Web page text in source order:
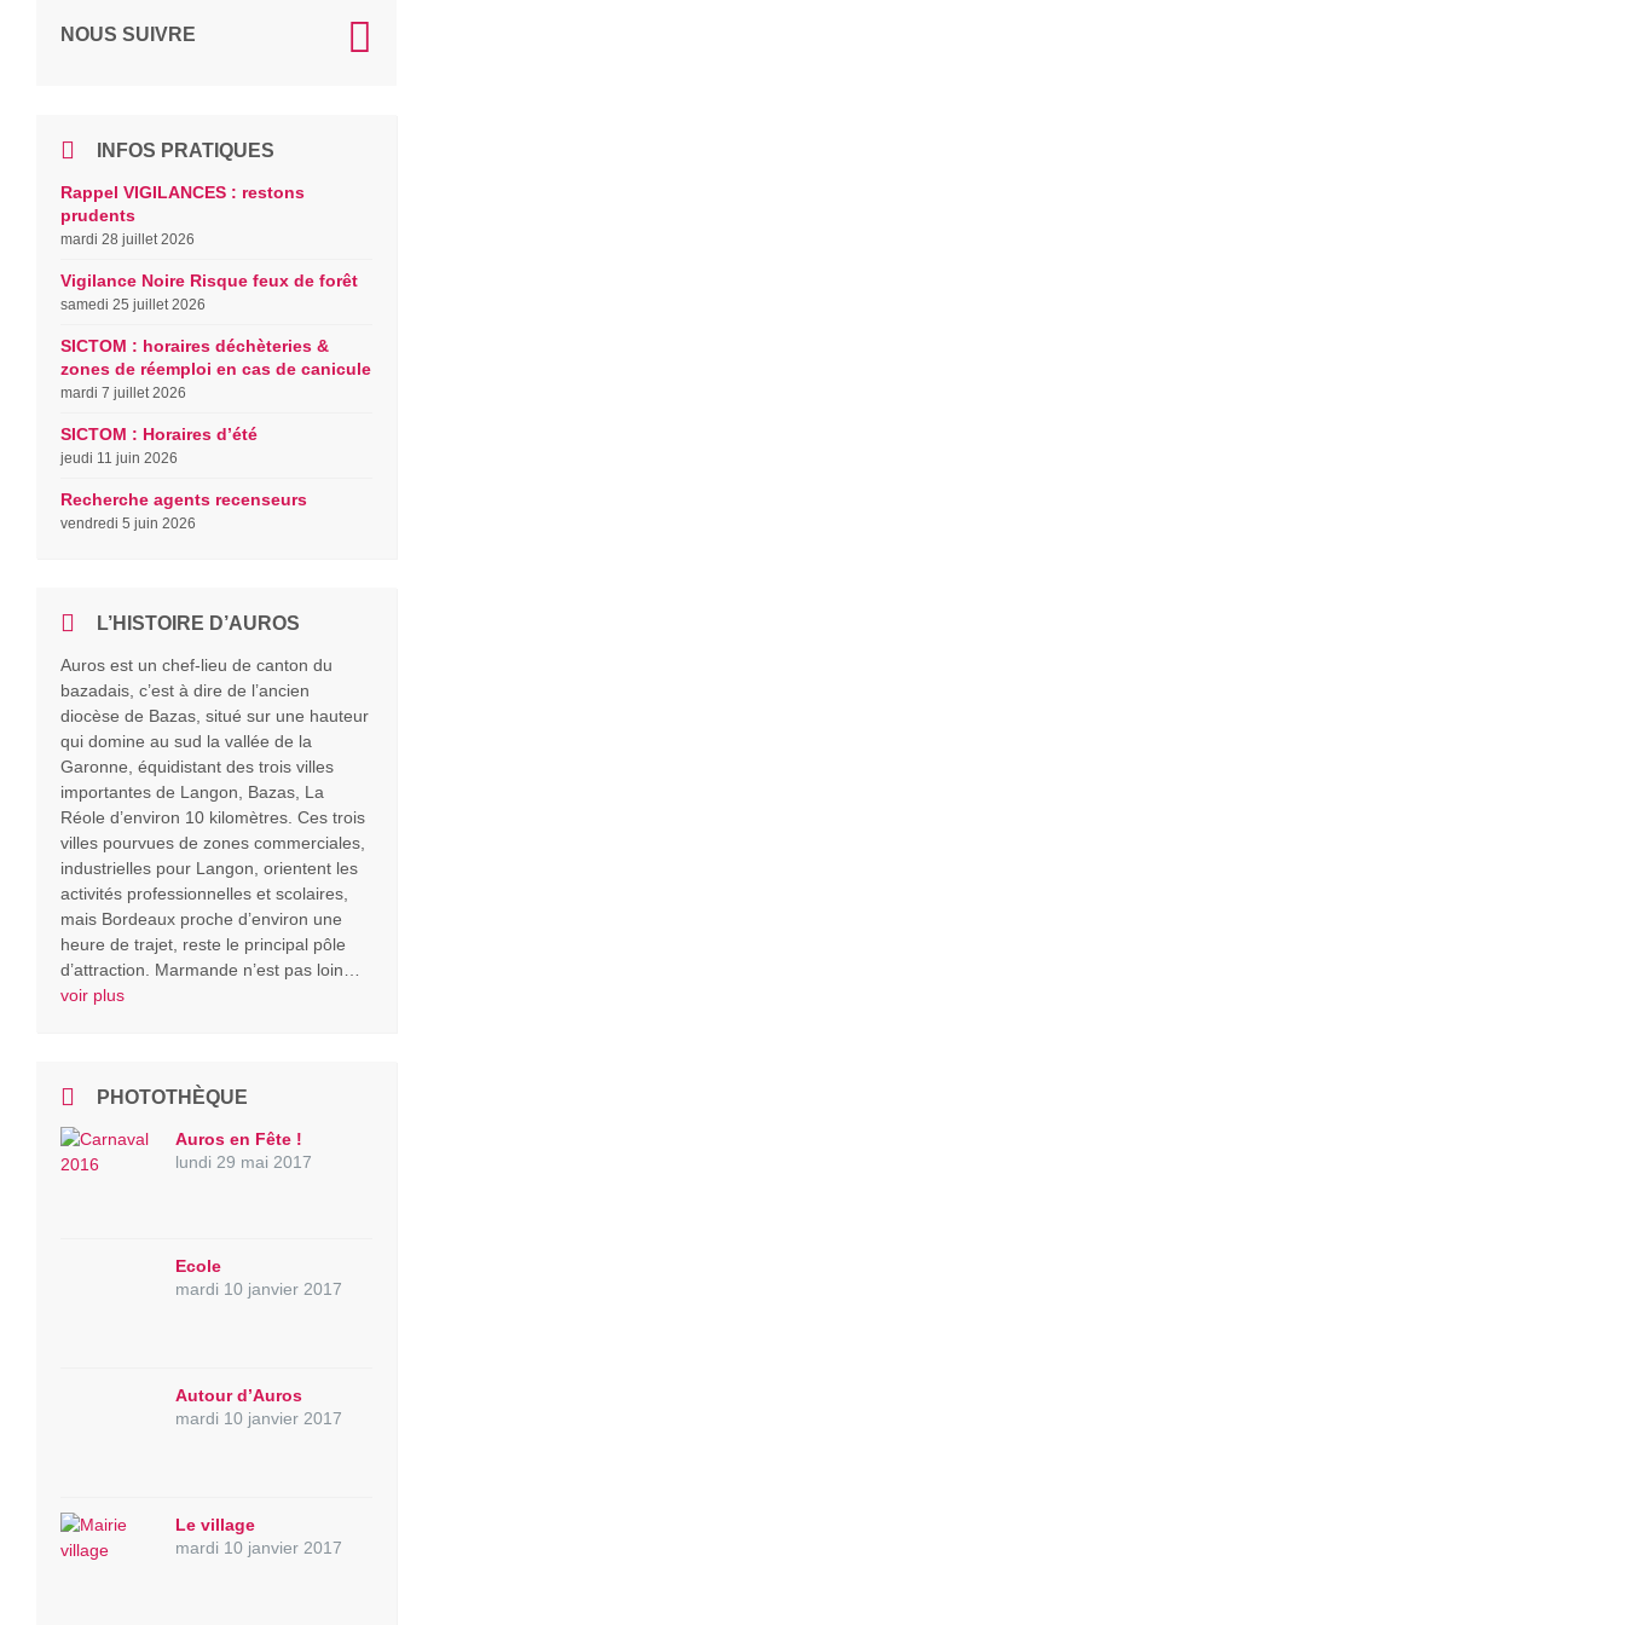
NOUS SUIVRE
INFOS PRATIQUES
Rappel VIGILANCES : restons
prudents
mardi 28 juillet 2026
Vigilance Noire Risque feux de forêt
samedi 25 juillet 2026
SICTOM : horaires déchèteries &
zones de réemploi en cas de canicule
mardi 7 juillet 2026
SICTOM : Horaires d’été
jeudi 11 juin 2026
Recherche agents recenseurs
vendredi 5 juin 2026
L’HISTOIRE D’AUROS
Auros est un chef-lieu de canton du
bazadais, c’est à dire de l’ancien
diocèse de Bazas, situé sur une hauteur
qui domine au sud la vallée de la
Garonne, équidistant des trois villes
importantes de Langon, Bazas, La
Réole d’environ 10 kilomètres. Ces trois
villes pourvues de zones commerciales,
industrielles pour Langon, orientent les
activités professionnelles et scolaires,
mais Bordeaux proche d’environ une
heure de trajet, reste le principal pôle
d’attraction. Marmande n’est pas loin…
voir plus
PHOTOTHÈQUE
Auros en Fête !
lundi 29 mai 2017
Ecole
mardi 10 janvier 2017
Autour d’Auros
mardi 10 janvier 2017
Le village
mardi 10 janvier 2017